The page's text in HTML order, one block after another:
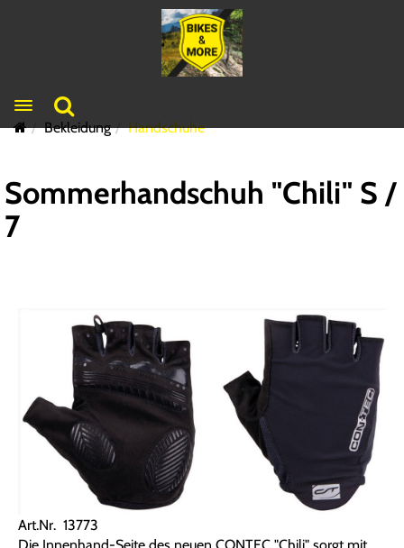
Toggle navigation
Bekleidung
Handschuhe
Sommerhandschuh "Chili" S /
7
Art.Nr. 13773